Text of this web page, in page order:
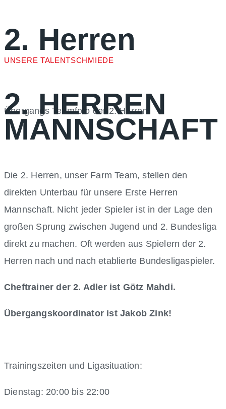
2. Herren
Übergangs Teamfoto der 2. Herren!
UNSERE TALENTSCHMIEDE
2. HERREN
MANNSCHAFT
Die 2. Herren, unser Farm Team, stellen den
direkten Unterbau für unsere Erste Herren
Mannschaft. Nicht jeder Spieler ist in der Lage den
großen Sprung zwischen Jugend und 2. Bundesliga
direkt zu machen. Oft werden aus Spielern der 2.
Herren nach und nach etablierte Bundesligaspieler.
Cheftrainer der 2. Adler ist Götz Mahdi.
Übergangskoordinator ist Jakob Zink!
Trainingszeiten und Ligasituation:
Dienstag: 20:00 bis 22:00